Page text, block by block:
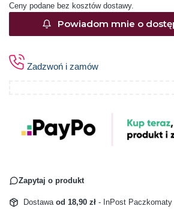
Ceny podane bez kosztów dostawy.
Powiadom mnie o
Zadzwoń i zamów
Zapytaj o produkt
Dostawa od 18,90 zł - InPost Paczkomaty